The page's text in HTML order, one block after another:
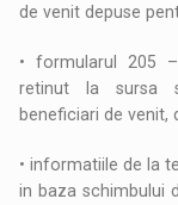
de venit depuse
• formularul 205
retinut la sursa
beneficiari de venit,
• informatiile de la
in baza schimbului